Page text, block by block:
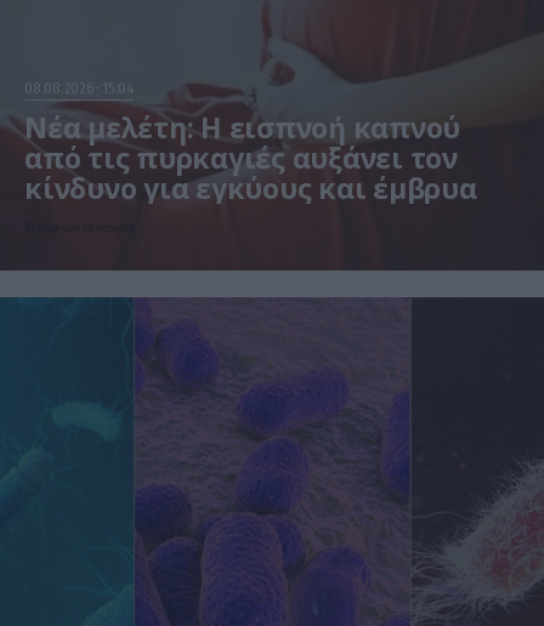
08.08.2026 15:04
Νέα μελέτη: Η εισπνοή καπνού
από τις πυρκαγιές αυξάνει τον
κίνδυνο για εγκύους και έμβρυα